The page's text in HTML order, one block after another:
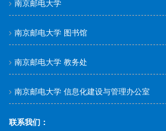
南京邮电大学
南京邮电大学 图书馆
南京邮电大学 教务处
南京邮电大学 信息化建设与管理办公室
联系我们：